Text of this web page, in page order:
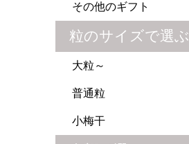
その他のギフト
粒のサイズで選ぶ
大粒～
普通粒
小梅干